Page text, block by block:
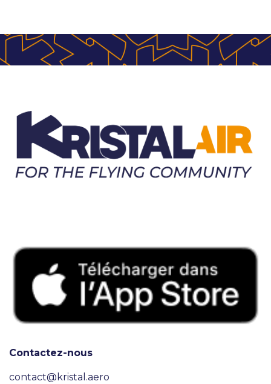
Contactez-nous
contact@kristal.aero